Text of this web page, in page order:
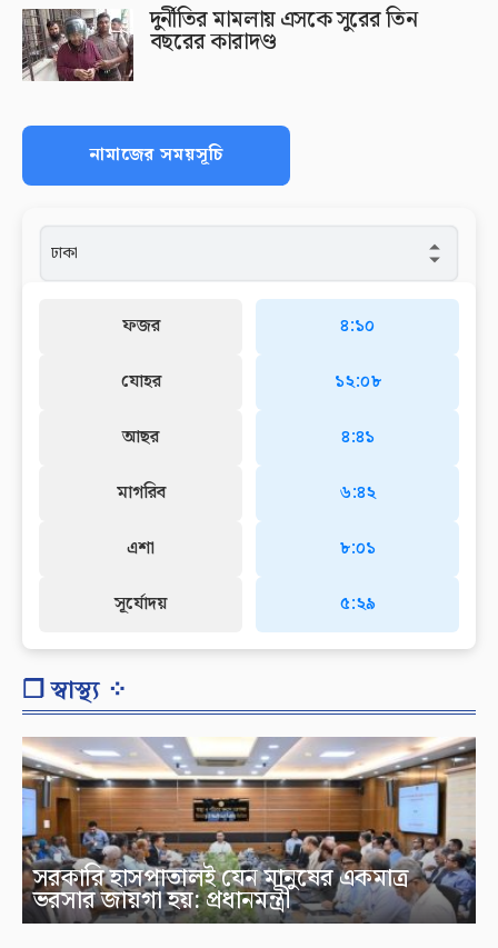
দুর্নীতির মামলায় এসকে সুরের তিন
বছরের কারাদণ্ড
নামাজের সময়সূচি
ফজর
যোহর
আছর
মাগরিব
এশা
সূর্যোদয়
৪:১০
১২:০৮
৪:৪১
৬:৪২
৮:০১
৫:২৯
❐ স্বাস্থ্য ⁘
সরকারি হাসপাতালই যেন মানুষের একমাত্র
ভরসার জায়গা হয়: প্রধানমন্ত্রী